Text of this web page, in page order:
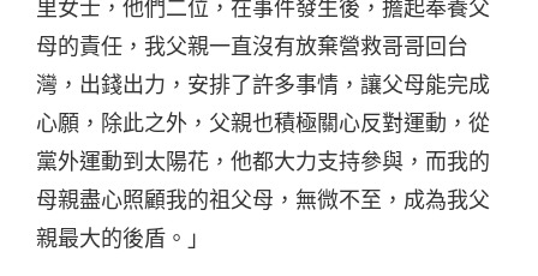
里女士，他們二位，在事件發生後，擔起奉養父
母的責任，我父親一直沒有放棄營救哥哥回台
灣，出錢出力，安排了許多事情，讓父母能完成
心願，除此之外，父親也積極關心反對運動，從
黨外運動到太陽花，他都大力支持參與，而我的
母親盡心照顧我的祖父母，無微不至，成為我父
親最大的後盾。」